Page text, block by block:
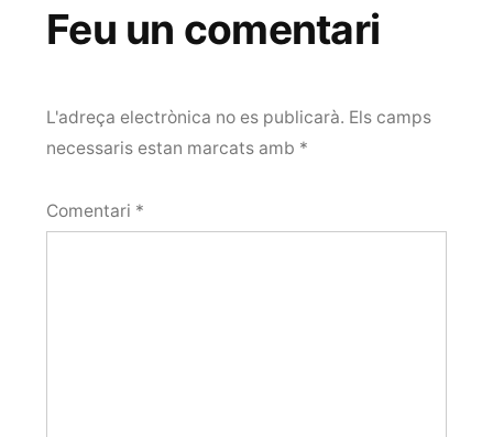
Feu un comentari
L'adreça electrònica no es publicarà. Els camps
necessaris estan marcats amb *
Comentari *